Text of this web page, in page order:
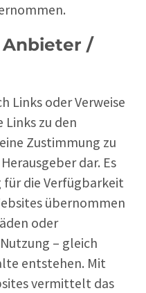
/
Links oder Verweise
Links zu den
Zustimmung zu
dar. Es
die Verfügbarkeit
übernommen
oder
– gleich
entstehen. Mit
vermittelt das